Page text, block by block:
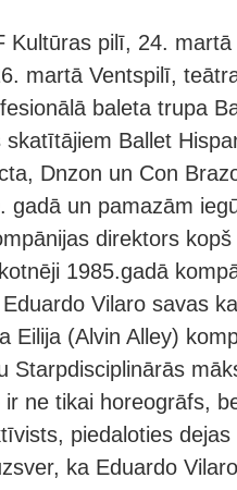
Kultūras pilī, 24.
martā Ventspilī,
baleta trupa
skatītājiem Ballet
Dnzon un Con
gadā un pamazām
direktors
1985.gadā
Vilaro savas
Eilija (Alvin Alley)
Starpdisciplinārās
ir ne tikai horeogrāfs,
piedaloties
ka Eduardo